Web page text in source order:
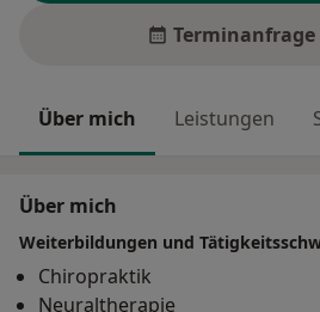
Terminanfrage
Über mich Leistungen
Über mich
Weiterbildungen und
Chiropraktik
Neuraltherapie